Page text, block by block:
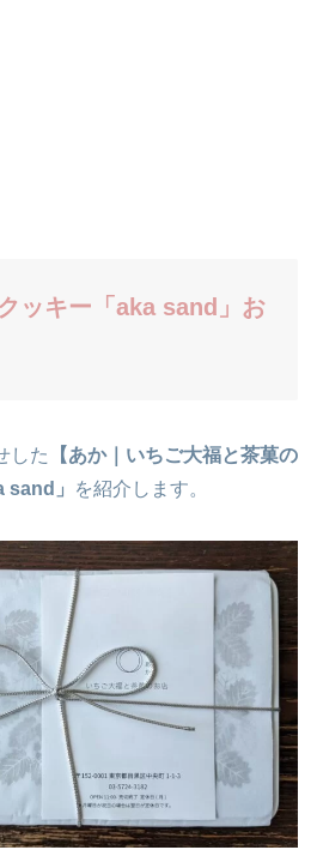
ッキー「aka sand」お
した
【あか｜いちご大福と茶菓の
sand」 を紹介します。